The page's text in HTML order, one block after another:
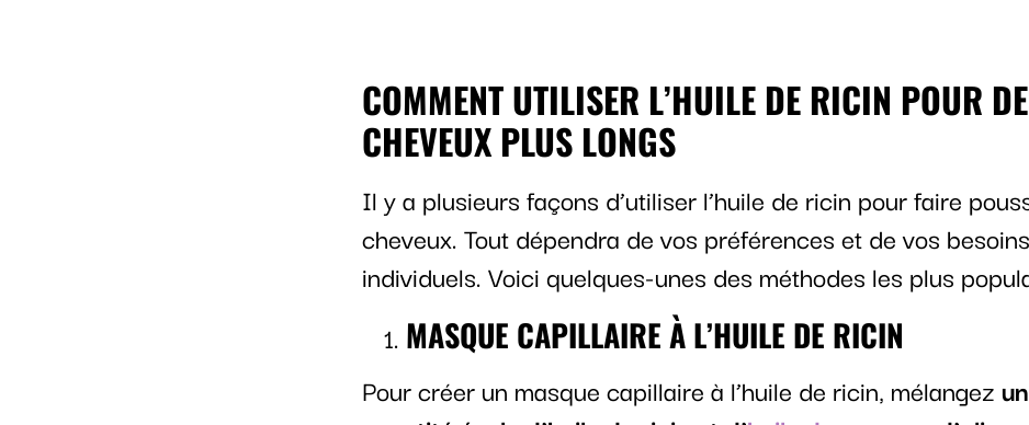
COMMENT UTILISER L’HUILE DE RICIN POUR
CHEVEUX PLUS LONGS
Il y a plusieurs façons d’utiliser l’huile de ricin pour faire
cheveux. Tout dépendra de vos préférences et de vos besoins
individuels. Voici quelques-unes des méthodes les plus
MASQUE CAPILLAIRE À L’HUILE DE RICIN
Pour créer un masque capillaire à l’huile de ricin, mélangez